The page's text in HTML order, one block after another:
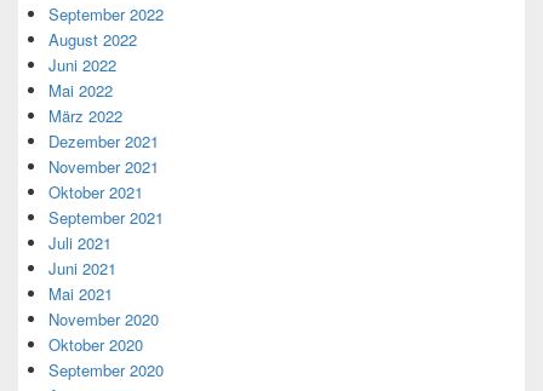
September 2022
August 2022
Juni 2022
Mai 2022
März 2022
Dezember 2021
November 2021
Oktober 2021
September 2021
Juli 2021
Juni 2021
Mai 2021
November 2020
Oktober 2020
September 2020